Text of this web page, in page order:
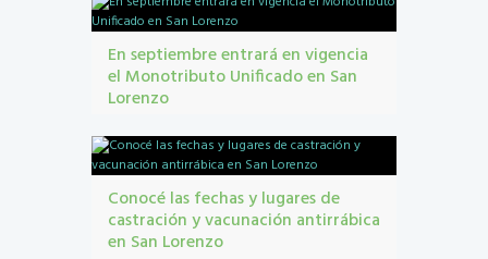
En septiembre entrará en vigencia
el Monotributo Unificado en San
Lorenzo
Unificado
Conocé las fechas y lugares de
castración y vacunación antirrábica
en San Lorenzo